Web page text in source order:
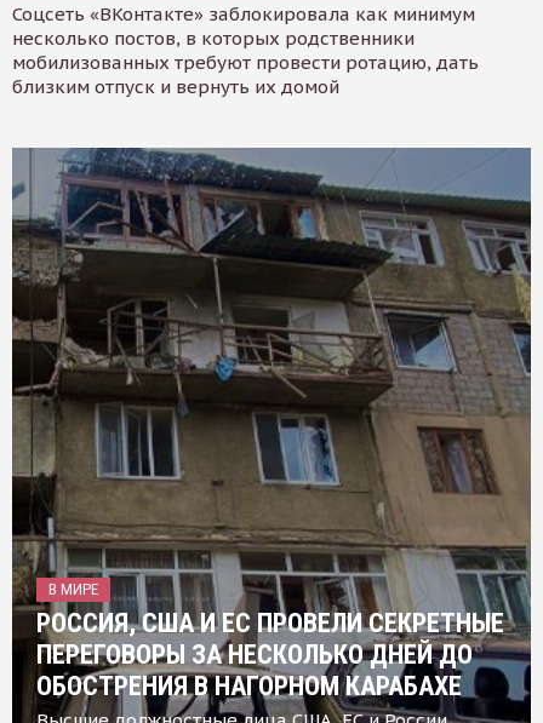
Соцсеть «ВКонтакте» заблокировала как минимум
несколько постов, в которых родственники
мобилизованных требуют провести ротацию, дать
близким отпуск и вернуть их домой
В МИРЕ
РОССИЯ, США И ЕС ПРОВЕЛИ СЕКРЕТНЫЕ
ПЕРЕГОВОРЫ ЗА НЕСКОЛЬКО ДНЕЙ ДО
ОБОСТРЕНИЯ В НАГОРНОМ КАРАБАХЕ